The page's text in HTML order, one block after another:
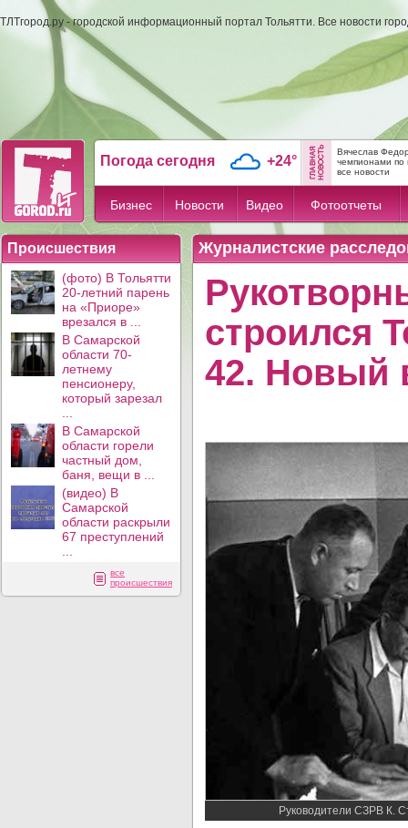
ТЛТгород.ру - городской информационный портал Тольятти. Все новости
Погода сегодня +24°
Вячеслав
чемпионами по
все новости
Бизнес Новости Видео Фотоотчеты
Происшествия
(фото) В Тольятти
20-летний парень
на «Приоре»
врезался в ...
В Самарской
области 70-
летнему
пенсионеру,
который зарезал
В Самарской
области горели
частный дом,
баня, вещи в ...
(видео) В
Самарской
области раскрыли
67 преступлений
все
происшествия
Журналистские
строился
42. Новый
Руководители СЗРВ К.